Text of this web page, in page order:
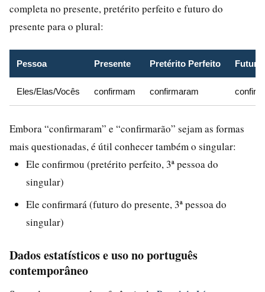
completa no presente, pretérito perfeito e futuro do
presente para o plural:
Pessoa Presente Pretérito Perfeito Futuro
Eles/Elas/Vocês confirmam confirmaram
Embora “confirmaram” e “confirmarão” sejam as formas
mais questionadas, é útil conhecer também o singular:
Ele confirmou (pretérito perfeito, 3ª pessoa do
singular)
Ele confirmará (futuro do presente, 3ª pessoa do
singular)
Dados estatísticos e uso no português
contemporâneo